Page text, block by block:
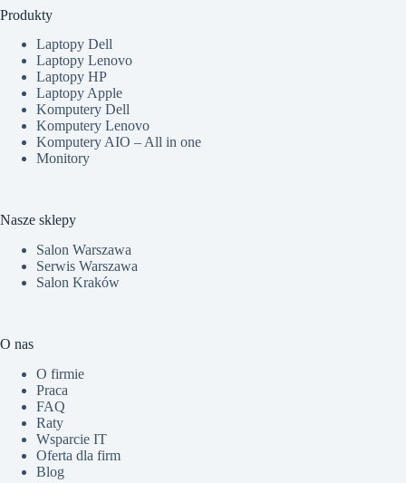
Produkty
Laptopy Dell
Laptopy Lenovo
Laptopy HP
Laptopy Apple
Komputery Dell
Komputery Lenovo
Komputery AIO – All in one
Monitory
Nasze sklepy
Salon Warszawa
Serwis Warszawa
Salon Kraków
O nas
O firmie
Praca
FAQ
Raty
Wsparcie IT
Oferta dla firm
Blog